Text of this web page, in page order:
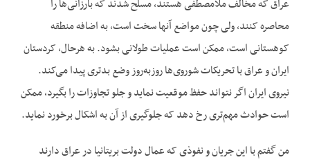
عراق که مخالف ملامصطفی هستند، مسلح شدند که بارزانی‌ها را
محاصره کنند، ولی چون مواضع آنها سخت است، به اضافه منطقه
کوهستانی است، ممکن است عملیات طولانی بشود. به هرحال، کردستان
ایران و عراق با تحریکات شوروی‌ها روزبه‌روز وضع بدتری پیدا می‌کند.
نیروی ایران اگر نتواند حفظ موقعیت نماید و جلو تجاوزات را بگیرد، ممکن
است حوادث مهم‌تری رخ دهد که جلوگیری از آن به اشکال برخورد نماید.
من گفتم با این جریان و نفوذی که عمال دولت بریتانیا در عراق دارند